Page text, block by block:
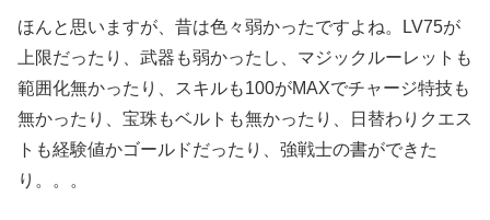
ほんと思いますが、昔は色々弱かったですよね。LV75が
上限だったり、武器も弱かったし、マジックルーレットも
範囲化無かったり、スキルも100がMAXでチャージ特技も
無かったり、宝珠もベルトも無かったり、日替わりクエス
トも経験値かゴールドだったり、強戦士の書ができた
り。。。